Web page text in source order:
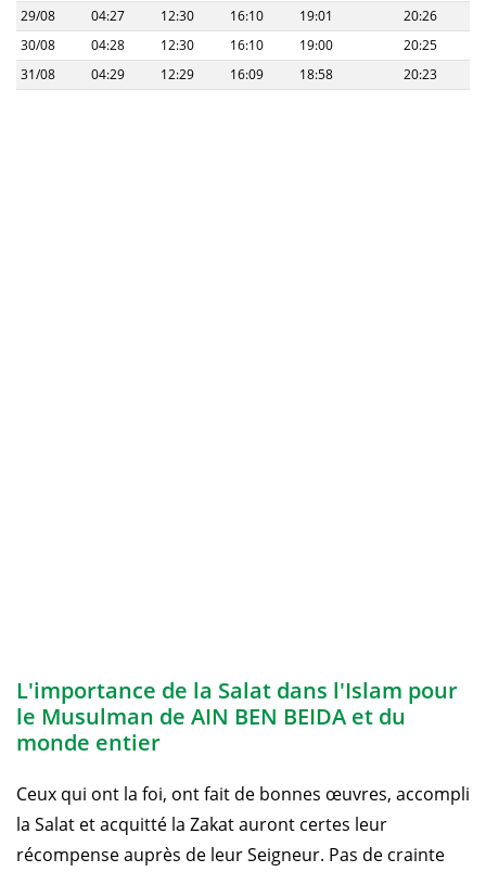
29/08
04:27 12:30 16:10 19:01
20:26
30/08
04:28 12:30 16:10 19:00
20:25
31/08
04:29 12:29 16:09 18:58 20:23
L'importance de la Salat dans l'Islam pour
le Musulman de AIN BEN BEIDA et du
monde entier
Ceux qui ont la foi, ont fait de bonnes œuvres, accompli
la Salat et acquitté la Zakat auront certes leur
récompense auprès de leur Seigneur. Pas de crainte